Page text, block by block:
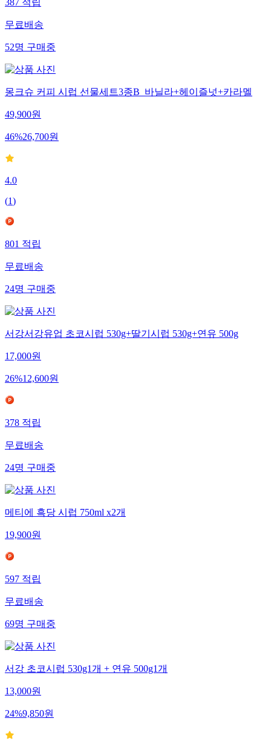
387적립
무료배송
52명구매중
몽크슈 커피 시럽 선물세트3종B_바닐라+헤이즐넛+카라멜
49,900원
46%26,700원
4.0
(1)
801적립
무료배송
24명구매중
서강서강유업 초코시럽 530g+딸기시럽 530g+연유 500g
17,000원
26%12,600원
378적립
무료배송
24명구매중
메티에 흑당 시럽 750ml x2개
19,900원
597적립
무료배송
69명구매중
서강 초코시럽 530g1개 + 연유 500g1개
13,000원
24%9,850원